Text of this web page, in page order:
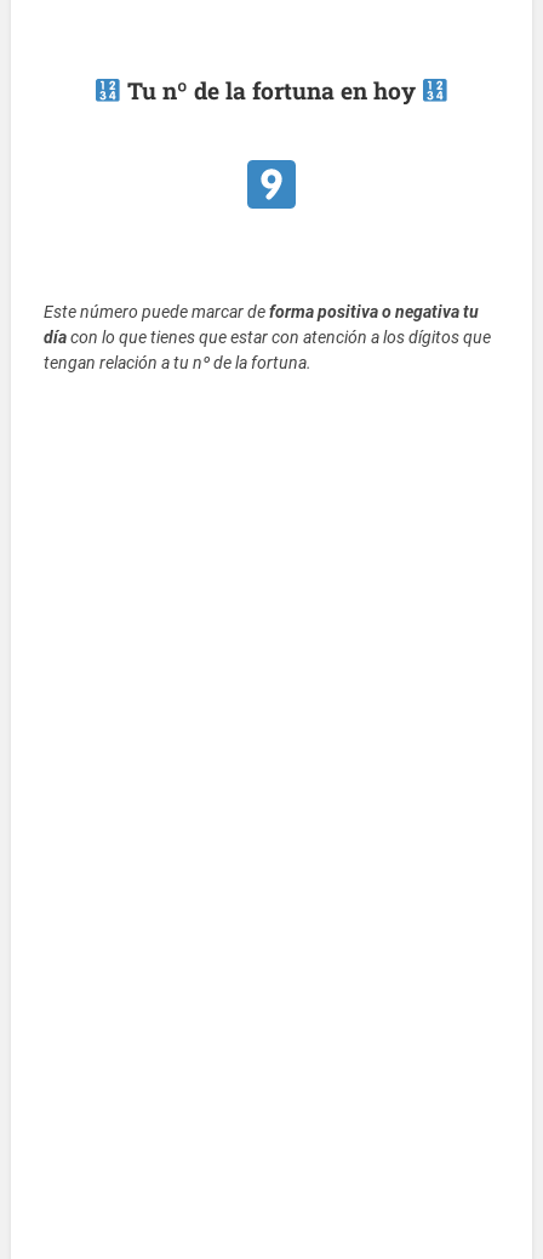
Tu nº de la fortuna en hoy
Este número puede marcar deforma positiva o negativa tu
díacon lo que tienes que estar con atención a los dígitos que
tengan relación a tu nº de la fortuna.